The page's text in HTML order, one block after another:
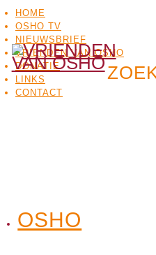
HOME
OSHO TV
NIEUWSBRIEF
VRIENDEN VAN OSHO
DONATIE
LINKS
CONTACT
OSHOOSHO